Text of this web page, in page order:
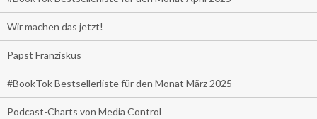
Wir machen das jetzt!
Papst Franziskus
#BookTok Bestsellerliste für den Monat März 2025
Podcast-Charts von Media Control